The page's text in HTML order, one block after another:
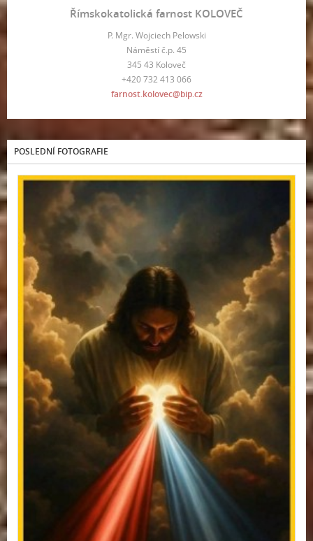
Římskokatolická farnost KOLOVEČ
P. Mgr. Wojciech Pelowski
Náměstí č.p. 45
345 43 Koloveč
+420 732 413 066
farnost.kolovec@bip.cz
POSLEDNÍ FOTOGRAFIE